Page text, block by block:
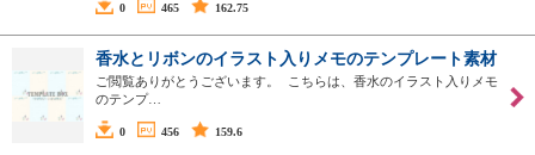
0 465 162.75
香水とリボンのイラスト入りメモのテンプレート素材
ご閲覧ありがとうございます。 こちらは、香水のイラスト入りメモ
のテンプ…
0 456 159.6